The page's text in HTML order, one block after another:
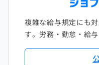
複雑な給与規定にも
す。労務・勤怠・給